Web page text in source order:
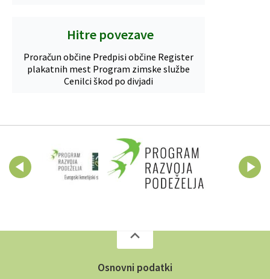
Hitre povezave
Proračun občine Predpisi občine Register
plakatnih mest Program zimske službe
Cenilci škod po divjadi
Osnovni podatki